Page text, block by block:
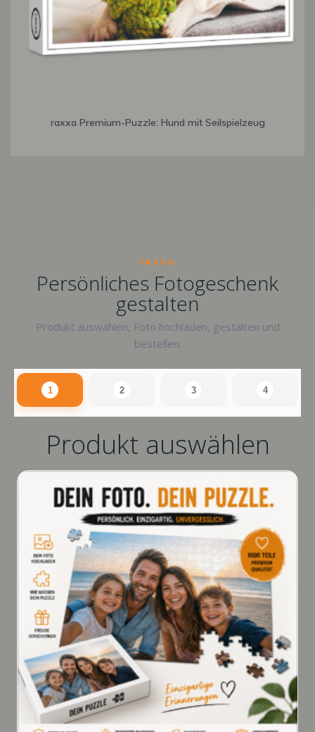
raxxa Premium-Puzzle: Hund mit Seilspielzeug
raxxa
Persönliches Fotogeschenk
gestalten
Produkt auswählen, Foto hochladen, gestalten und
bestellen.
1 2 3 4
Produkt auswählen